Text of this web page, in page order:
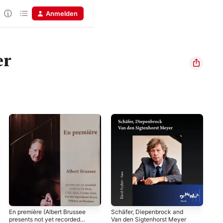
Anmelden
En première (Albert Brussee
presents not yet recorded
Schäfer, Diepenbrock and
Van den Sigtenhorst Meyer